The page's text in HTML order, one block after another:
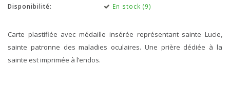
Disponibilité:
En stock (9)
Carte plastifiée avec médaille insérée représentant sainte Lucie,
sainte patronne des maladies oculaires. Une prière dédiée à la
sainte est imprimée à l’endos.